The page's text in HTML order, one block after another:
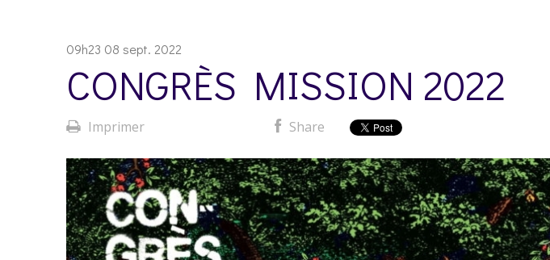
09h23 08 sept. 2022
CONGRÈS MISSION 2022
Imprimer Share